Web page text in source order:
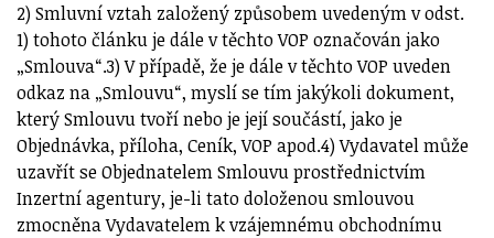
2) Smluvní vztah založený způsobem uvedeným v odst.
1) tohoto článku je dále v těchto VOP označován jako
„Smlouva“.3) V případě, že je dále v těchto VOP uveden
odkaz na „Smlouvu“, myslí se tím jakýkoli dokument,
který Smlouvu tvoří nebo je její součástí, jako je
Objednávka, příloha, Ceník, VOP apod.4) Vydavatel může
uzavřít se Objednatelem Smlouvu prostřednictvím
Inzertní agentury, je-li tato doloženou smlouvou
zmocněna Vydavatelem k vzájemnému obchodnímu